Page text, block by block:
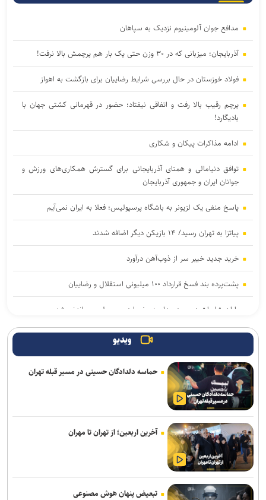
مدافع جوان آلومینیوم نزدیک به سپاهان
آذربایجان؛ میزبانی که در ۳۰ وزن حتی یک بار هم پرچمش بالا نرفت!
فولاد خوزستان در حال بررسی شرایط رضاییان برای بازگشت به اهواز
پرچم رقیب بالا رفت و اتفاقی نیفتاد؛ حضور در قهرمانی کشتی جهان با
بادیگارد!
ادامه مذاکرات پیکان و شکاری
توافق دنیامالی و همتای آذربایجانی برای گسترش همکاری‌های ورزش و
جوانان ایران و جمهوری آذربایجان
پاسخ منفی یک لزیونر به باشگاه پرسپولیس؛ فعلا به ایران نمی‌آیم
پیاتزا به تهران رسید/ ۱۴ بازیکن دیگر اضافه شدند
خرید جدید خیبر سر از ذوب‌آهن درآورد
پشت‌پرده بند فسخ قرارداد ۱۰۰ میلیونی استقلال و رضاییان
پایان شایعات در مورد جدایی؛ بیفوما در پرسپولیس ماندنی شد
موضع جدید نساجی درباره ایری و طاهری
سفر مربی جدید استقلال به ایران
استعلام استقلال از فیفا در مورد جذب بازیکن آزاد و پنجره تیم بانوان
واگذاری امتیاز شناورسازی قشم به سازمان منطقه آزاد/ بازگشت اصولی به
مدیریت فوتبال
رکوردهای جهانی یوسفی و نصیری حفظ شد
تور جهانی تنیس صربستان| ادامه پیروزی‌های یزدانی و جدال با نماینده
روسیه
ویدیو
حماسه دلدادگان حسینی در مسیر قبله تهران
آخرین اربعین؛ از تهران تا مهران
تبعیض پنهان هوش مصنوعی